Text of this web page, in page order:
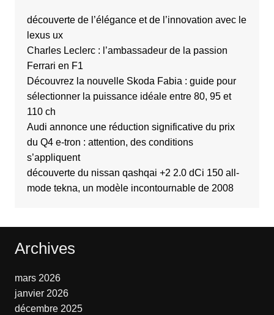
découverte de l’élégance et de l’innovation avec le
lexus ux
Charles Leclerc : l’ambassadeur de la passion
Ferrari en F1
Découvrez la nouvelle Skoda Fabia : guide pour
sélectionner la puissance idéale entre 80, 95 et
110 ch
Audi annonce une réduction significative du prix
du Q4 e-tron : attention, des conditions
s’appliquent
découverte du nissan qashqai +2 2.0 dCi 150 all-
mode tekna, un modèle incontournable de 2008
Archives
mars 2026
janvier 2026
décembre 2025